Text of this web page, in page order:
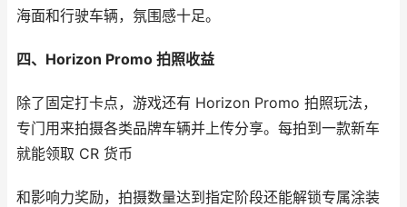
海面和行驶车辆，氛围感十足。
四、Horizon Promo 拍照收益
除了固定打卡点，游戏还有 Horizon Promo 拍照玩法，
专门用来拍摄各类品牌车辆并上传分享。每拍到一款新车
就能领取 CR 货币
和影响力奖励，拍摄数量达到指定阶段还能解锁专属涂装